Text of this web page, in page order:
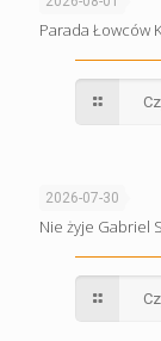
Parada Łowców
2026-07-30
Nie żyje Gabriel